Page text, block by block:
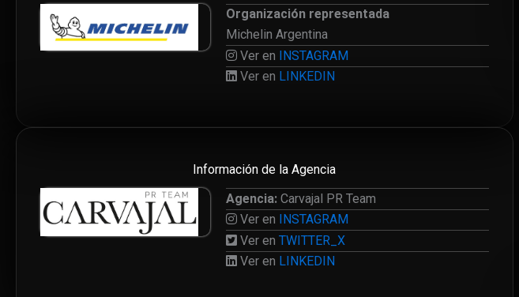
Organización representada
Michelin Argentina
Ver en INSTAGRAM
Ver en LINKEDIN
Información de la Agencia
Agencia: Carvajal PR Team
Ver en
INSTAGRAM
Ver enTWITTER_X
Ver en LINKEDIN